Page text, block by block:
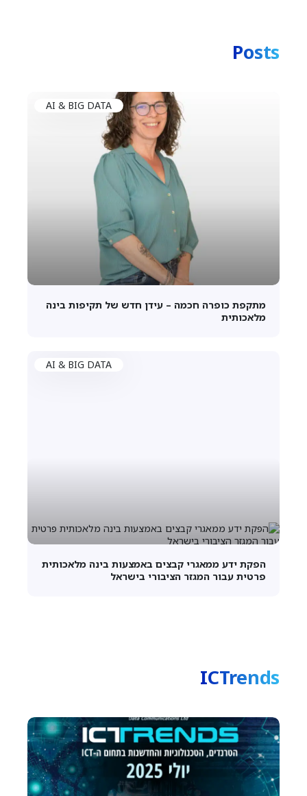
Posts
AI & BIG DATA
מתקפת כופרה חכמה – עידן חדש של תקיפות בינה
מלאכותית
AI & BIG DATA
הפקת ידע ממאגרי קבצים באמצעות בינה מלאכותית
פרטית עבור המגזר הציבורי בישראל
ICTrends